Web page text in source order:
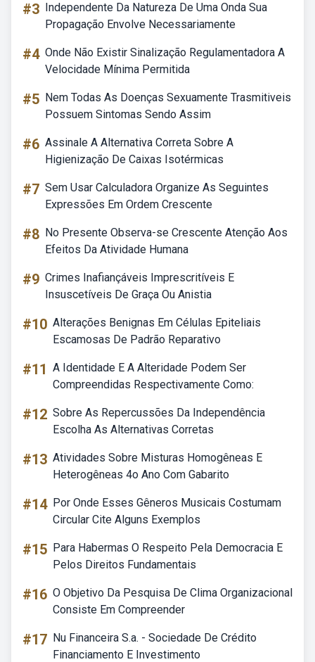
#3 Independente Da Natureza De Uma Onda Sua
Propagação Envolve Necessariamente
#4 Onde Não Existir Sinalização Regulamentadora A
Velocidade Mínima Permitida
#5 Nem Todas As Doenças Sexuamente Trasmitiveis
Possuem Sintomas Sendo Assim
#6 Assinale A Alternativa Correta Sobre A
Higienização De Caixas Isotérmicas
#7 Sem Usar Calculadora Organize As Seguintes
Expressões Em Ordem Crescente
#8 No Presente Observa-se Crescente Atenção Aos
Efeitos Da Atividade Humana
#9 Crimes Inafiançáveis Imprescritíveis E
Insuscetíveis De Graça Ou Anistia
#10 Alterações Benignas Em Células Epiteliais
Escamosas De Padrão Reparativo
#11 A Identidade E A Alteridade Podem Ser
Compreendidas Respectivamente Como:
#12 Sobre As Repercussões Da Independência
Escolha As Alternativas Corretas
#13 Atividades Sobre Misturas Homogêneas E
Heterogêneas 4o Ano Com Gabarito
#14 Por Onde Esses Gêneros Musicais Costumam
Circular Cite Alguns Exemplos
#15 Para Habermas O Respeito Pela Democracia E
Pelos Direitos Fundamentais
#16 O Objetivo Da Pesquisa De Clima Organizacional
Consiste Em Compreender
#17 Nu Financeira S.a. - Sociedade De Crédito
Financiamento E Investimento